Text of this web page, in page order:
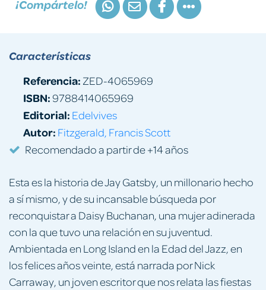
¡Compártelo!
Esta es la historia de Jay Gatsby, un millonario hecho
a sí mismo, y de su incansable búsqueda por
reconquistar a Daisy Buchanan, una mujer adinerada
con la que tuvo una relación en su juventud.
Ambientada en Long Island en la Edad del Jazz, en
los felices años veinte, está narrada por Nick
Carraway, un joven escritor que nos relata las fiestas
Características
Referencia: ZED-4065969
ISBN:9788414065969
Editorial: Edelvives
Autor: Fitzgerald, Francis Scott
Recomendado a partir de +14 años